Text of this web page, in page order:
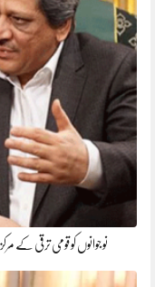
نوجوانوں کو قومی ترقی کے